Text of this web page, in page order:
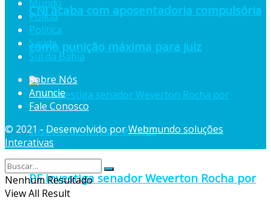
CNJ acaba com aposentadoria compulsória
como punição máxima para juiz
PF investiga senador Weverton Rocha por
Mundo
Polícia
Política
Saúde
Sul da Bahia
Sobre Nós
Anuncie
Fale Conosco
© 2021 - Desenvolvido porWebmundo soluções
Interativas
Nenhum Resultado
View All Result